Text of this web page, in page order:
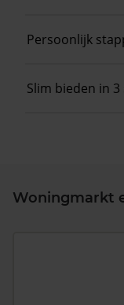
Persoonlijk
Slim bieden in
Woningmarkt